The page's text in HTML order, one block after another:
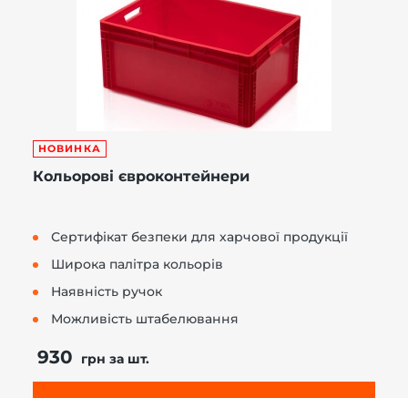
НОВИНКА
Кольорові євроконтейнери
Сертифікат безпеки для харчової продукції
Широка палітра кольорів
Наявність ручок
Можливість штабелювання
930 грн за шт.